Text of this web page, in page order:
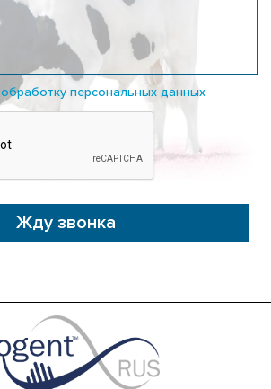
обработку персональных данных
Жду звонка